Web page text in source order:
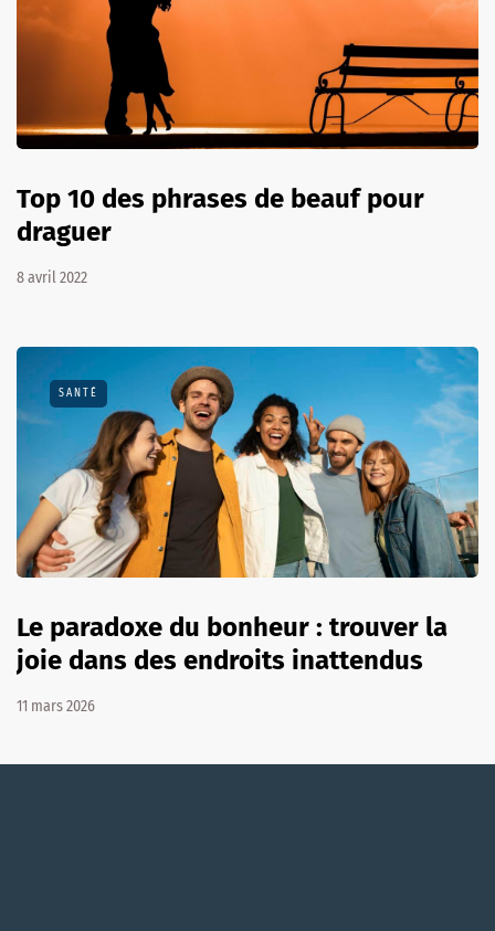
Top 10 des phrases de beauf pour
draguer
8 avril 2022
SANTÉ
Le paradoxe du bonheur : trouver la
joie dans des endroits inattendus
11 mars 2026